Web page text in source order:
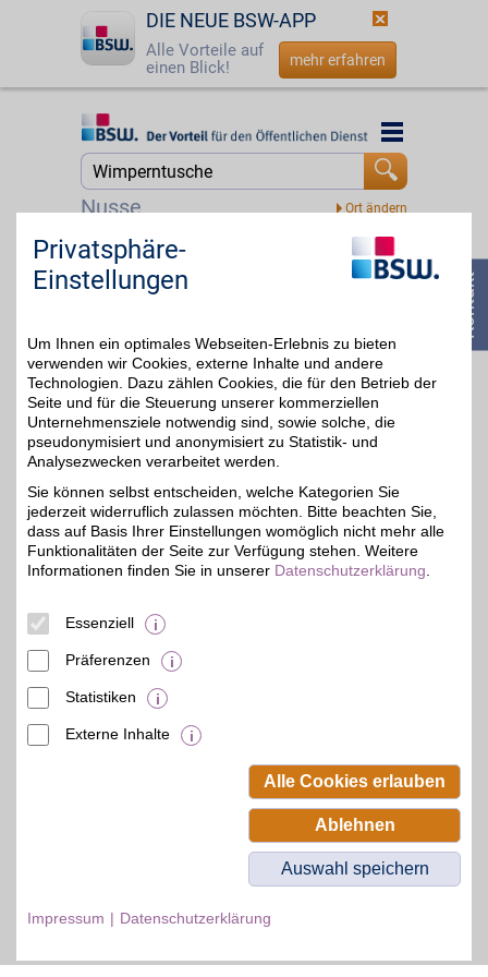
DIE NEUE BSW-APP
Alle Vorteile auf
einen Blick!
mehr erfahren
Startseite
Jetzt BSW-Mitglied werden
☎ 0800 - 279 25 82
Nusse
Startseite
Suche
Douglas Gutschein
bis zu 8%
Douglas
Beauty, Wellness und
starke Marken - Die
Parfümerie Douglas
macht das Leben
schöner. Unser BSW-
Vorteil für ein komplettes
Verwöhnprogramm für
die Sinne durch eine
besondere Vielfalt
hochwertiger Produkte!
© BSW Verbraucher-Service
Beamten-Selbsthilfewerk GmbH.
Privatsphäre-
Einstellungen
Um Ihnen ein optimales Webseiten-Erlebnis zu bieten
verwenden wir Cookies, externe Inhalte und andere
Technologien. Dazu zählen Cookies, die für den Betrieb der
Seite und für die Steuerung unserer kommerziellen
Unternehmensziele notwendig sind, sowie solche, die
pseudonymisiert und anonymisiert zu Statistik- und
Analysezwecken verarbeitet werden.
Sie können selbst entscheiden, welche Kategorien Sie
jederzeit widerruflich zulassen möchten. Bitte beachten Sie,
dass auf Basis Ihrer Einstellungen womöglich nicht mehr alle
Funktionalitäten der Seite zur Verfügung stehen. Weitere
Informationen finden Sie in unserer Datenschutzerklärung
Essenziell
Präferenzen
Statistiken
Externe Inhalte
Alle Cookies erlauben
Ablehnen
Auswahl speichern
Impressum Datenschutzerklärung